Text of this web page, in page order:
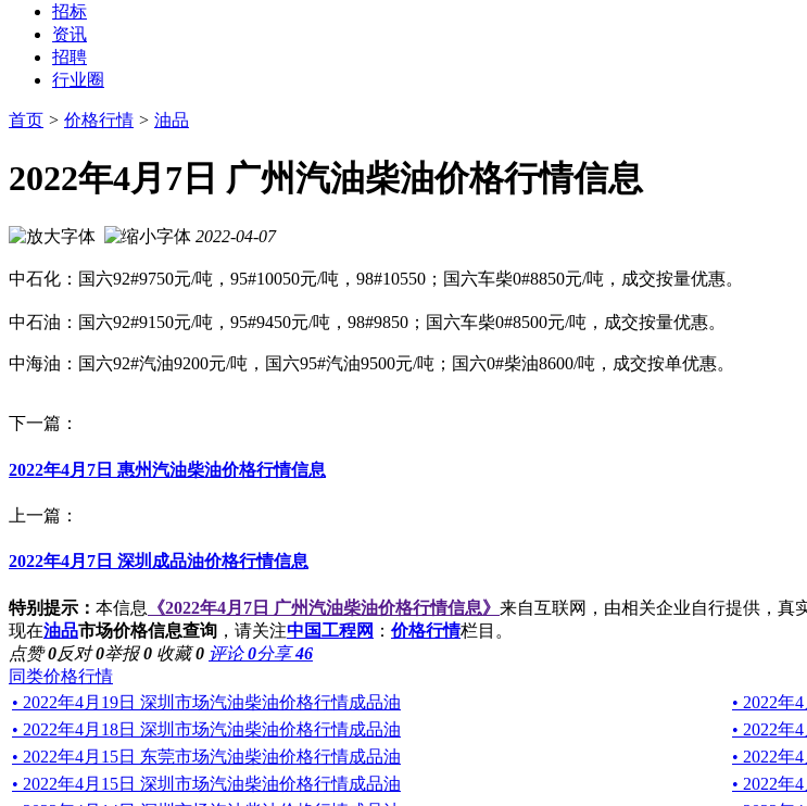
招标
资讯
招聘
行业圈
首页 > 价格行情 > 油品
2022年4月7日 广州汽油柴油价格行情信息
2022-04-07
中石化： 国六92#9750元/吨 ，95#10050元/吨 ， 98#10550 ； 国六车柴0#8850元/吨 ，成交按量优惠。
中石油 ： 国六92#9150元/吨 ，95#9450元/吨 ， 98#9850 ； 国六车柴0#8500元/吨 ，成交按量优惠。
中海油：国六92#汽油9200元/吨，国六95#汽油9500元/吨；国六0#柴油8600/吨，成交按单优惠。
下一篇：
2022年4月7日 惠州汽油柴油价格行情信息
上一篇：
2022年4月7日 深圳成品油价格行情信息
特别提示： 本信息 《2022年4月7日 广州汽油柴油价格行情信息》 来自互联网，由相关企业自行提供，真
现在油品市场价格信息查询 ，请关注中国工程网 ： 价格行情栏目。
点赞0反对0举报0 收藏0 评论0分享46
同类价格行情
• 2022年4月19日 深圳市场汽油柴油价格行情成品油
• 2022年
• 2022年4月18日 深圳市场汽油柴油价格行情成品油
• 2022年
• 2022年4月15日 东莞市场汽油柴油价格行情成品油
• 2022年
• 2022年4月15日 深圳市场汽油柴油价格行情成品油
• 2022年